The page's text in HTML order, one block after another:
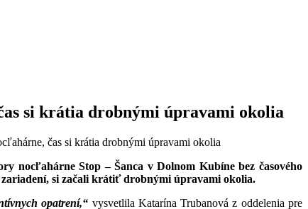
si krátia drobnými úpravami okolia
čas si krátia drobnými úpravami okolia
nocľahárne Stop – Šanca v Dolnom Kubíne bez časového
si začali krátiť drobnými úpravami okolia.
opatrení,“ vysvetlila Katarína Trubanová z oddelenia pre